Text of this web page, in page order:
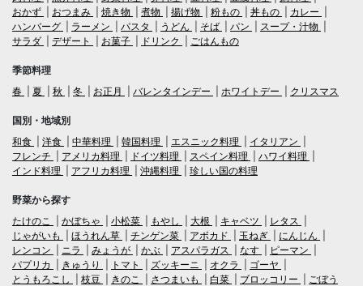
おかず
おつまみ 焼き物 煮物 揚げ物 粉もの 丼もの
カレー
ハンバーグ
ラーメン パスタ うどん そば パン
スープ・汁物
サラダ
デザート お菓子 ドリンク ごはんもの
季節料理
春
夏 秋 冬 お正月 バレンタインデー ホワイトデー クリスマス
国別・地域別
和食
洋食 中華料理 韓国料理 エスニック料理
イタリアン
フレンチ
アメリカ料理 ドイツ料理 スペイン料理
ハワイ料理
インド料理
アフリカ料理 沖縄料理 珍しい国の料理
野菜から探す
たけのこ
かぼちゃ 小松菜 もやし 大根 キャベツ
レタス
じゃがいも
ほうれん草 チンゲン菜 アボカド 玉ねぎ
にんじん
レンコン
ニラ みょうが かぶ アスパラガス なす
ピーマン
パプリカ
きゅうり トマト ズッキーニ オクラ
ゴーヤ
とうもろこし
枝豆 きのこ さつまいも 白菜 ブロッコリー ごぼう